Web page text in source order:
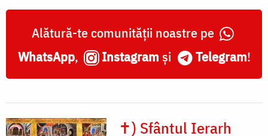
Alătură-te comunității noastre pe
WhatsApp, Instagram și Telegram!
✝) Sfântul Ierarh